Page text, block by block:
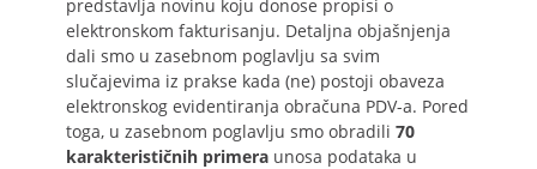
predstavlja novinu koju donose propisi o
elektronskom fakturisanju. Detaljna objašnjenja
dali smo u zasebnom poglavlju sa svim
slučajevima iz prakse kada (ne) postoji obaveza
elektronskog evidentiranja obračuna PDV-a. Pored
toga, u zasebnom poglavlju smo obradili 70
karakterističnih primera unosa podataka u